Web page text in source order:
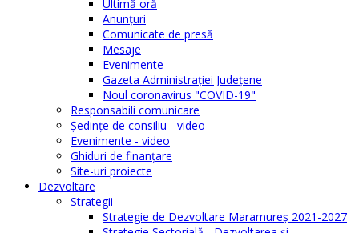
Ultimă oră
Anunţuri
Comunicate de presă
Mesaje
Evenimente
Gazeta Administraţiei Judeţene
Noul coronavirus "COVID-19"
Responsabili comunicare
Şedinţe de consiliu - video
Evenimente - video
Ghiduri de finanţare
Site-uri proiecte
Dezvoltare
Strategii
Strategie de Dezvoltare Maramureș 2021-2027